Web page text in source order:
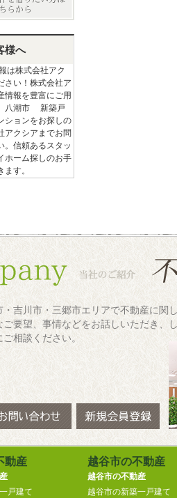
様へ
は株式会社アク
さい！株式会社ア
情報を豊富にご用
八潮市 新築戸
ションをお探しの
アクシアまでお問
。信頼あるスタッ
ホーム探しのお手
す。
・吉川市・三郷市エリアで不動産に関
ご要望、事情などをお話しいただき、
相談ください。
動産
戸建て
越谷市の不動産
越谷市の不動産
越谷市の新築一戸建て